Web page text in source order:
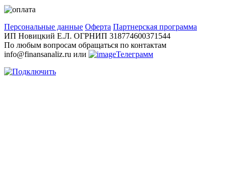
Персональные данные Оферта Партнерская программа
ИП Новицкий Е.Л. ОГРНИП 318774600371544
По любым вопросам обращаться по контактам
info@finansanaliz.ru или
Телеграмм